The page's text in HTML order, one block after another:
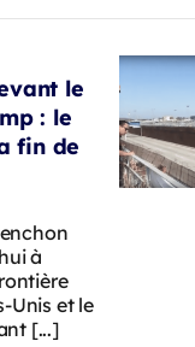
le
: le
fin de
à
Unis et le
[...]